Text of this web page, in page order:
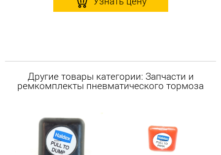
Другие товары категории: Запчасти и
ремкомплекты пневматического тормоза